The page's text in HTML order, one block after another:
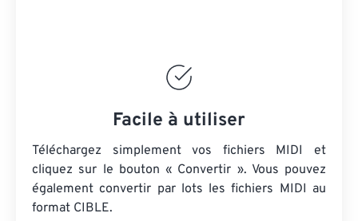
Facile à utiliser
Téléchargez simplement vos fichiers MIDI et
cliquez sur le bouton « Convertir ». Vous pouvez
également convertir par lots les fichiers MIDI au
format CIBLE.